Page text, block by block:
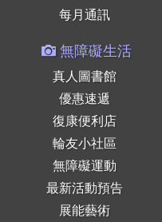
每月通訊
無障礙生活
真人圖書館
優惠速遞
復康便利店
輪友小社區
無障礙運動
最新活動預告
展能藝術